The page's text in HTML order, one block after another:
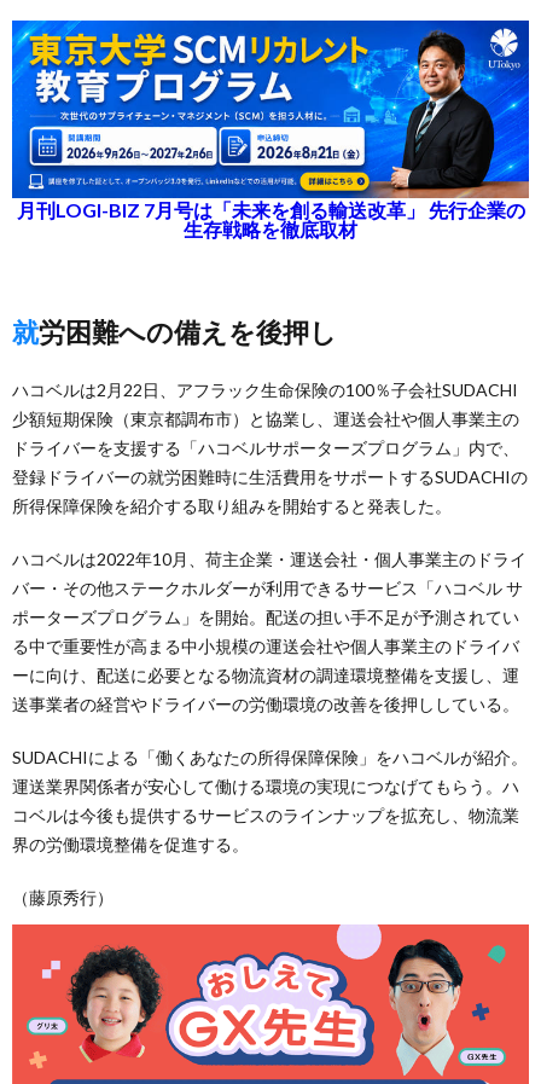
月刊LOGI-BIZ 7月号は「未来を創る輸送改革」 先行企業の
生存戦略を徹底取材
就労困難への備えを後押し
ハコベルは2月22日、アフラック生命保険の100％子会社SUDACHI
少額短期保険（東京都調布市）と協業し、運送会社や個人事業主の
ドライバーを支援する「ハコベルサポーターズプログラム」内で、
登録ドライバーの就労困難時に生活費用をサポートするSUDACHIの
所得保障保険を紹介する取り組みを開始すると発表した。
ハコベルは2022年10月、荷主企業・運送会社・個人事業主のドライ
バー・その他ステークホルダーが利用できるサービス「ハコベル サ
ポーターズプログラム」を開始。配送の担い手不足が予測されてい
る中で重要性が高まる中小規模の運送会社や個人事業主のドライバ
ーに向け、配送に必要となる物流資材の調達環境整備を支援し、運
送事業者の経営やドライバーの労働環境の改善を後押ししている。
SUDACHIによる「働くあなたの所得保障保険」をハコベルが紹介。
運送業界関係者が安心して働ける環境の実現につなげてもらう。ハ
コベルは今後も提供するサービスのラインナップを拡充し、物流業
界の労働環境整備を促進する。
（藤原秀行）